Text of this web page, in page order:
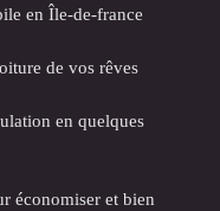
en Île-de-france
de vos rêves
en quelques
économiser et bien